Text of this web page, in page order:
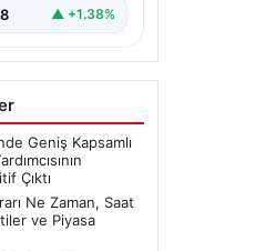
▲ +1.38%
Geniş Kapsamlı
Çıktı
Ne Zaman, Saat
ve Piyasa